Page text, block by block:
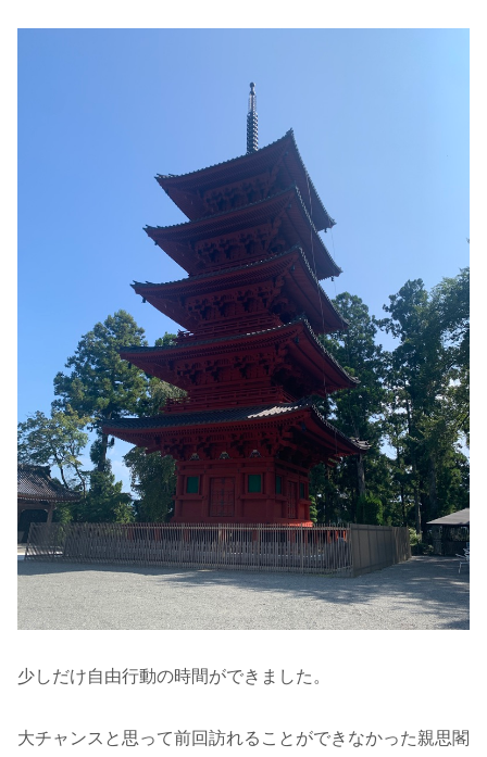
少しだけ自由行動の時間ができました。
大チャンスと思って前回訪れることができなかった親思閣